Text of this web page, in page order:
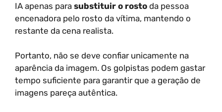
IA apenas para substituir o rosto da pessoa
encenadora pelo rosto da vítima, mantendo o
restante da cena realista.
Portanto, não se deve confiar unicamente na
aparência da imagem. Os golpistas podem gastar
tempo suficiente para garantir que a geração de
imagens pareça autêntica.